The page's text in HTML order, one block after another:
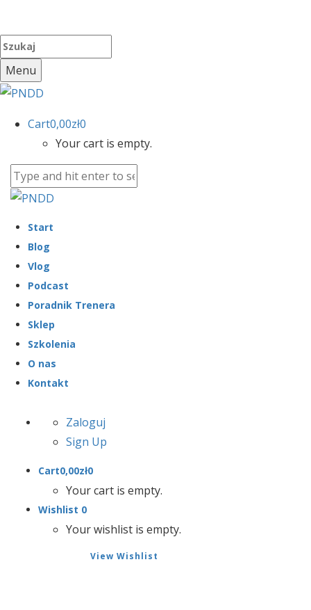
Menu
Cart0,00zł0
Your cart is empty.
Start
Blog
Vlog
Podcast
Poradnik Trenera
Sklep
Szkolenia
O nas
Kontakt
Zaloguj
Sign Up
Cart0,00zł0
Your cart is empty.
Wishlist 0
Your wishlist is empty.
View Wishlist